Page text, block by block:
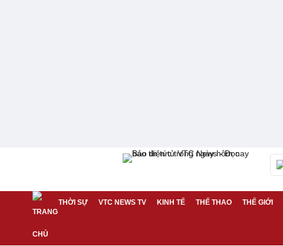
THỜI SỰ VTC NEWS TV KINH TẾ THỂ THAO THẾ GIỚI